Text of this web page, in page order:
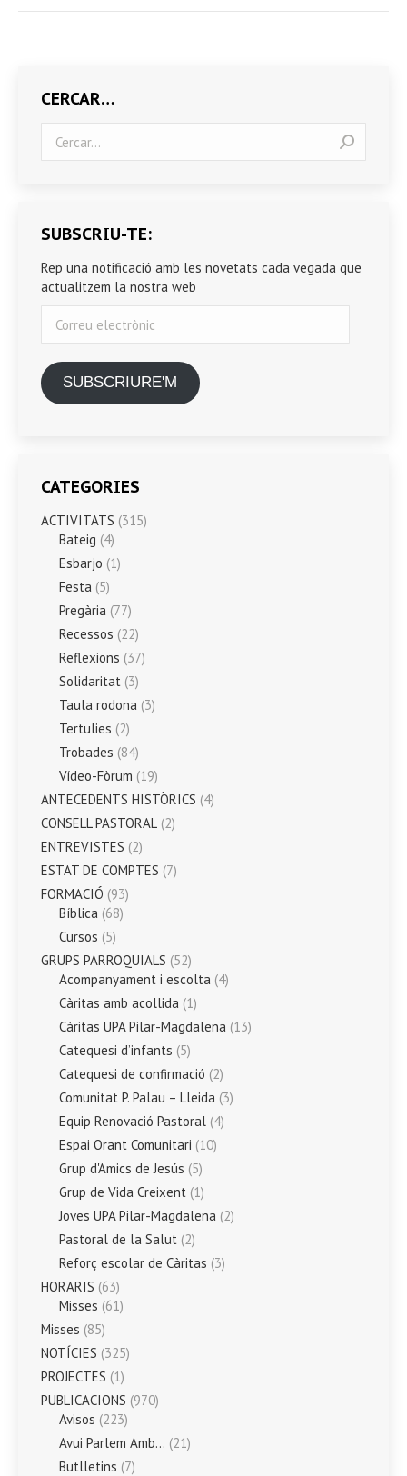
CERCAR…
SUBSCRIU-TE:
Rep una notificació amb les novetats cada vegada que
actualitzem la nostra web
electrònic
SUBSCRIURE'M
CATEGORIES
ACTIVITATS (315)
Bateig (4)
Esbarjo (1)
Festa (5)
Pregària (77)
Recessos (22)
Reflexions (37)
Solidaritat (3)
Taula rodona (3)
Tertulies (2)
Trobades (84)
Vídeo-Fòrum (19)
ANTECEDENTS HISTÒRICS (4)
CONSELL PASTORAL (2)
ENTREVISTES (2)
ESTAT DE COMPTES (7)
FORMACIÓ (93)
Bíblica (68)
Cursos (5)
GRUPS PARROQUIALS (52)
Acompanyament i escolta (4)
Càritas amb acollida (1)
Càritas UPA Pilar-Magdalena (13)
Catequesi d’infants (5)
Catequesi de confirmació (2)
Comunitat P. Palau – Lleida (3)
Equip Renovació Pastoral (4)
Espai Orant Comunitari (10)
Grup d'Amics de Jesús (5)
Grup de Vida Creixent (1)
Joves UPA Pilar-Magdalena (2)
Pastoral de la Salut (2)
Reforç escolar de Càritas (3)
HORARIS (63)
Misses (61)
Misses (85)
NOTÍCIES (325)
PROJECTES (1)
PUBLICACIONS (970)
Avisos (223)
Avui Parlem Amb… (21)
Butlletins (7)